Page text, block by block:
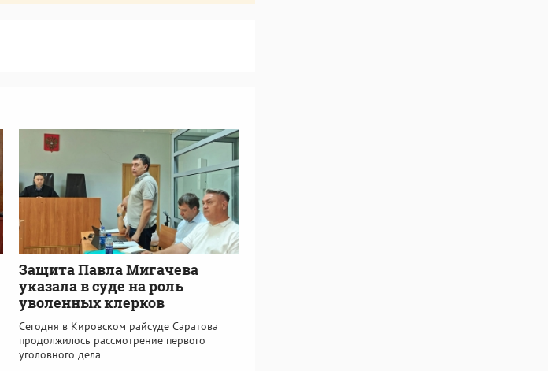
Защита Павла Мигачева
указала в суде на роль
уволенных клерков
Сегодня в Кировском райсуде Саратова
продолжилось рассмотрение первого
уголовного дела